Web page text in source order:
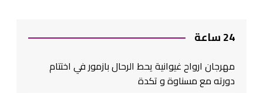
24 ساعة
مهرجان ارواح غيوانية يحط الرحال بازمور في اختتام
دورته مع مسناوة و تكدة